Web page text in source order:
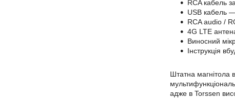
RCA кабель
USB кабель
RCA audio /
4G LTE
Виносний
Інструкція
Штатна магнітола
адже в Torssen